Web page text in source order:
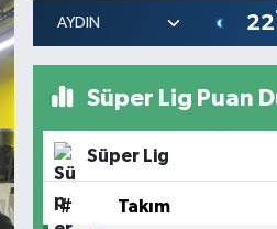
22
Süper Lig Puan
Süper Lig
# Takım